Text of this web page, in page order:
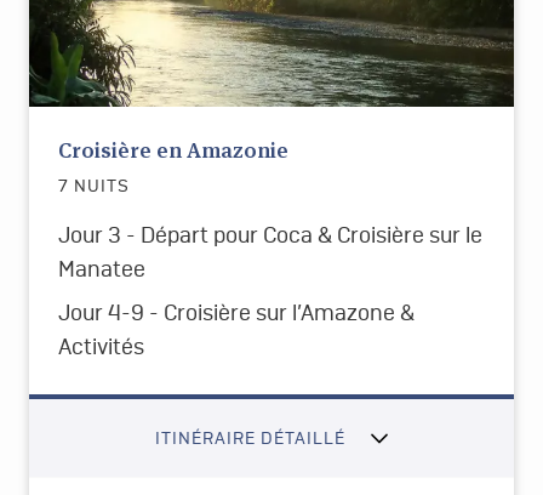
Croisière en Amazonie
7 NUITS
Jour 3 - Départ pour Coca & Croisière sur le
Manatee
Jour 4-9 - Croisière sur l’Amazone &
Activités
ITINÉRAIRE DÉTAILLÉ